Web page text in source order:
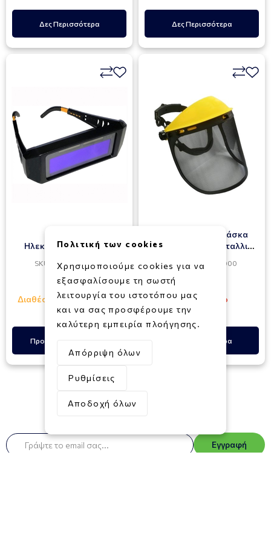
Δες Περισσότερα Δες Περισσότερα
Ηλεκτροσυγκόλλησης
SKU: 014600716065
16,00€
Διαθέσιμο σε 1 - 3 ημέρες
Προσθήκη στο Καλάθι
Επαγγελματική Μάσκα
Προστασίας Με Μεταλλική
SKU: 057014030000
Εξαντλημένο
Δες Περισσότερα
Newsletter
Εγγραφή
Πολιτική των cookies
Χρησιμοποιούμε cookies για να
εξασφαλίσουμε τη σωστή
λειτουργία του ιστοτόπου μας
και να σας προσφέρουμε την
καλύτερη εμπειρία πλοήγησης.
Απόρριψη όλων
Ρυθμίσεις
Αποδοχή όλων